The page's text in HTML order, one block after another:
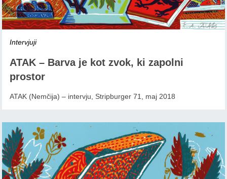
Intervjuji
ATAK – Barva je kot zvok, ki zapolni
prostor
ATAK (Nemčija) – intervju, Stripburger 71, maj 2018